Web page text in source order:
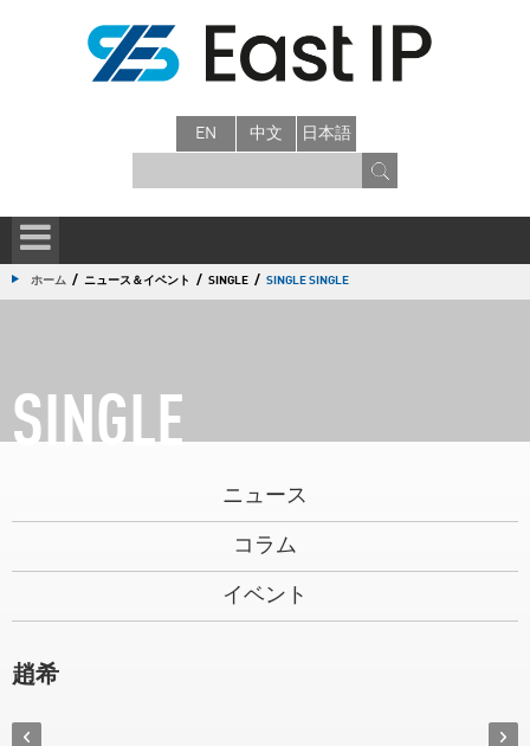
EN 中文 日本語
ホーム / ニュース＆イベント / SINGLE / SINGLE SINGLE
SINGLE
ニュース
コラム
イベント
趙希